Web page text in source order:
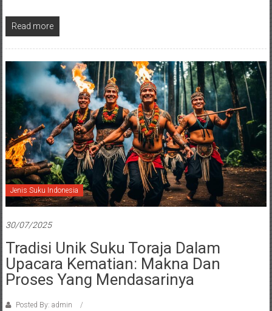
Read more
Jenis Suku Indonesia
30/07/2025
Tradisi Unik Suku Toraja Dalam
Upacara Kematian: Makna Dan
Proses Yang Mendasarinya
Posted By: admin